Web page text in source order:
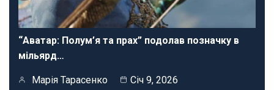
“Аватар: Полум’я та прах” подолав позначку в
мільярд…
Марія Тарасенко Січ 9, 2026